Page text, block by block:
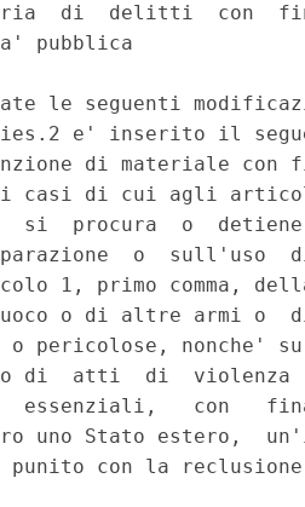
di  delitti  con
pubblica
le seguenti
e' inserito il
di materiale con
casi di cui agli
si  procura  o
o  sull'uso
1, primo comma,
o di altre armi o
o pericolose, nonche'
di  atti  di  violenza
essenziali,   con
uno Stato estero,
punito con la